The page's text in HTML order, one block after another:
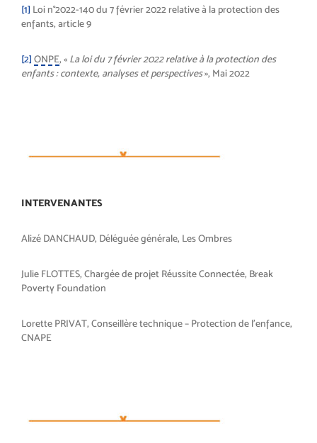
[1] Loi n°2022-140 du 7 février 2022 relative à la protection des
enfants, article 9
[2] ONPE, « La loi du 7 février 2022 relative à la protection des
enfants : contexte, analyses et perspectives», Mai 2022
INTERVENANTES
Alizé DANCHAUD, Déléguée générale, Les Ombres
Julie FLOTTES, Chargée de projet Réussite Connectée, Break
Poverty Foundation
Lorette PRIVAT, Conseillère technique – Protection de l’enfance,
CNAPE